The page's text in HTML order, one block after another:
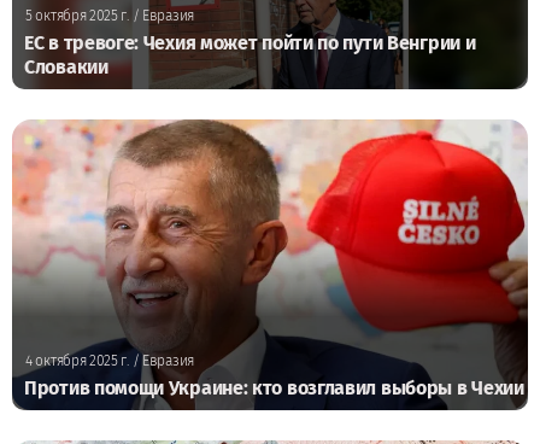
5 октября 2025 г./ Евразия
ЕС в тревоге: Чехия может пойти по пути Венгрии и
Словакии
4 октября 2025 г./ Евразия
Против помощи Украине: кто возглавил выборы в Чехии